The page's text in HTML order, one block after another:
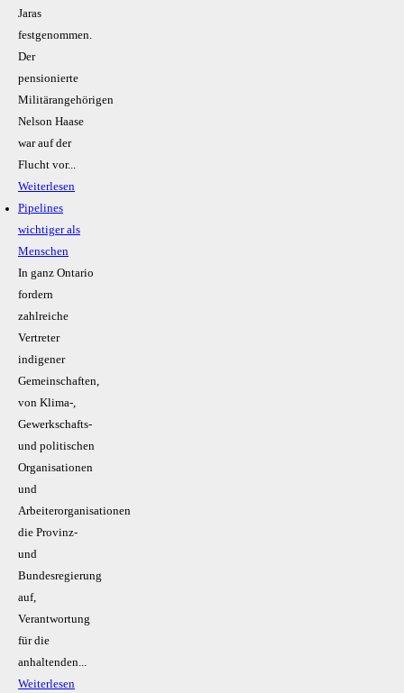
Jaras
festgenommen.
Der
pensionierte
Militärangehörigen
Nelson Haase
war auf der
Flucht vor...
Weiterlesen
Pipelines
wichtiger als
Menschen
In ganz Ontario
fordern
zahlreiche
Vertreter
indigener
Gemeinschaften,
von Klima-,
Gewerkschafts-
und politischen
Organisationen
und
Arbeiterorganisationen
die Provinz-
und
Bundesregierung
auf,
Verantwortung
für die
anhaltenden...
Weiterlesen